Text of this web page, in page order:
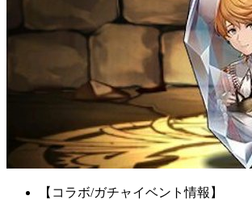
【コラボ/ガチャイベント情報】